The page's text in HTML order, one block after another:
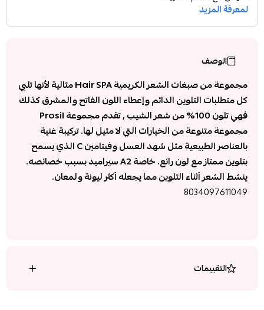
الوصف
مجموعة من صبغات الشعر الكريمية Hair SPA مثالية لأنها تلبي
كل متطلبات التلوين الدائم وإعطاء اللون الفاتح والمشرق كذلك
فهي تلون 100% من شعر الشيب , تقدم مجموعة Prosil
مجموعة متنوعة من الخيارات التي لا مثيل لها. تركيبة غنية
بالعناصر الطبيعية مثل شهد العسل وفيتامين C الذي يسمح
بتلوين ممتاز مع لون رائع. خاصة A2 سيراميد بسبب خصائصه.
ينشط الشعر أثناء التلوين مما يجعله أكثر ليونة ولمعان.
8034097611049
التقييمات